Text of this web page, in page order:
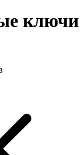
ключи